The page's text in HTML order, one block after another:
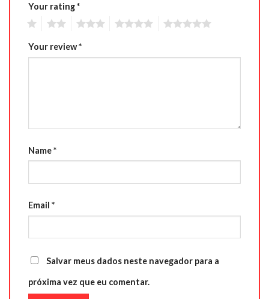
Your rating*
Your review*
Name*
Email *
Salvar meus dados neste navegador para a
próxima vez que eu comentar.